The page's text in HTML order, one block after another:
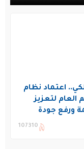
اعتماد نظام
العام لتعزيز
ورفع جودة
في المملكة107310